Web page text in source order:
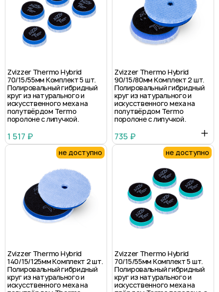
Zvizzer Thermo Hybrid
70/15/55мм Комплект 5 шт.
Полировальный гибридный
круг из натурального и
искусственного меха на
полутвёрдом Termo
поролоне с липучкой.
1 517 ₽
Zvizzer Thermo Hybrid
90/15/80мм Комплект 2 шт.
Полировальный гибридный
круг из натурального и
искусственного меха на
полутвёрдом Termo
поролоне с липучкой.
735 ₽
не доступно
Zvizzer Thermo Hybrid
140/15/125мм Комплект 2 шт.
Полировальный гибридный
круг из натурального и
искусственного меха на
не доступно
Zvizzer Thermo Hybrid
70/15/55мм Комплект 5 шт.
Полировальный гибридный
круг из натурального и
искусственного меха на